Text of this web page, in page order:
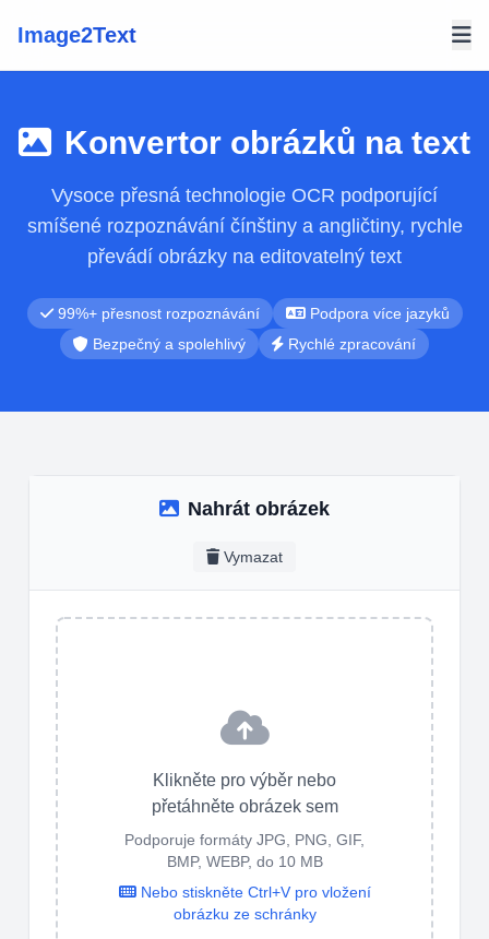
Image2Text
Konvertor obrázků na text
Vysoce přesná technologie OCR podporující
smíšené rozpoznávání čínštiny a angličtiny, rychle
převádí obrázky na editovatelný text
99%+ přesnost rozpoznávání
Podpora více jazyků
Bezpečný a spolehlivý
Rychlé zpracování
Nahrát obrázek
Vymazat
Klikněte pro výběr nebo
přetáhněte obrázek sem
Podporuje formáty JPG, PNG, GIF,
BMP, WEBP, do 10 MB
Nebo stiskněte Ctrl+V pro vložení
obrázku ze schránky